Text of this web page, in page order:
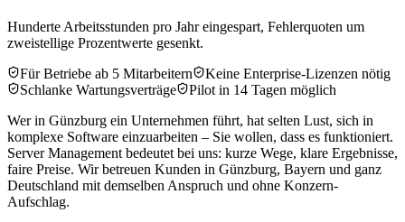
Hunderte Arbeitsstunden pro Jahr eingespart, Fehlerquoten um
zweistellige Prozentwerte gesenkt.
Für Betriebe ab 5 Mitarbeitern
Keine Enterprise-Lizenzen nötig
Schlanke Wartungsverträge
Pilot in 14 Tagen möglich
Wer in Günzburg ein Unternehmen führt, hat selten Lust, sich in
komplexe Software einzuarbeiten – Sie wollen, dass es funktioniert.
Server Management bedeutet bei uns: kurze Wege, klare Ergebnisse,
faire Preise. Wir betreuen Kunden in Günzburg, Bayern und ganz
Deutschland mit demselben Anspruch und ohne Konzern-
Aufschlag.